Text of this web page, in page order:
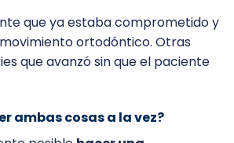
que ya estaba comprometido y
ortodóntico. Otras
que avanzó sin que el paciente
ambas cosas a la vez?